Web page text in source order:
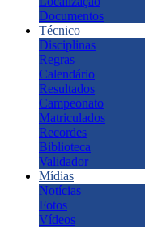
Documentos
Técnico
Disciplinas
Regras
Calendário
Resultados
Campeonato
Matriculados
Recordes
Biblioteca
Validador
Mídias
Notícias
Fotos
Vídeos